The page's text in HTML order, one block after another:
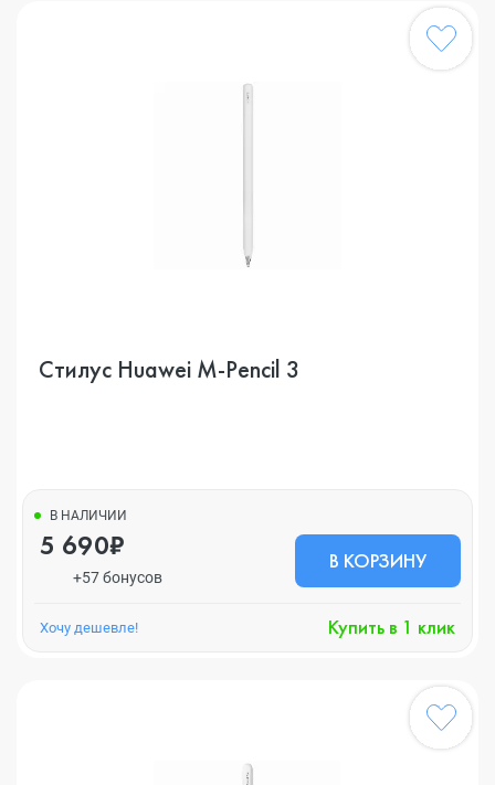
Стилус Huawei M-Pencil 3
В НАЛИЧИИ
5 690₽
+57 бонусов
В КОРЗИНУ
Хочу дешевле! Купить в 1 клик